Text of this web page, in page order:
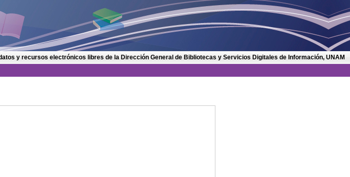
y recursos electrónicos libres de la Dirección General de Bibliotecas y Servicios Digitales de Información, UNAM